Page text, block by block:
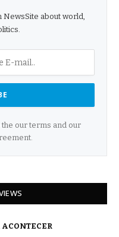
about world,
the our terms and our